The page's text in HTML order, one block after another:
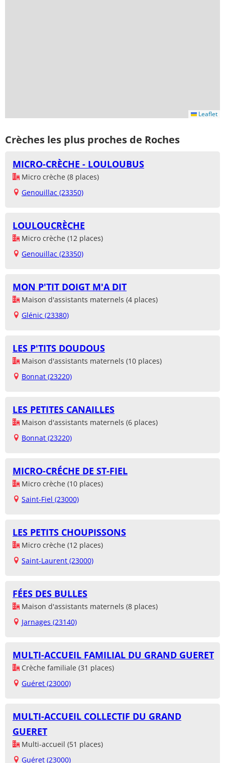
Leaflet
Crèches les plus proches de Roches
MICRO-CRÈCHE - LOULOUBUS
Micro crèche (8 places)
Genouillac (23350)
LOULOUCRÈCHE
Micro crèche (12 places)
Genouillac (23350)
MON P'TIT DOIGT M'A DIT
Maison d'assistants maternels (4 places)
Glénic (23380)
LES P'TITS DOUDOUS
Maison d'assistants maternels (10 places)
Bonnat (23220)
LES PETITES CANAILLES
Maison d'assistants maternels (6 places)
Bonnat (23220)
MICRO-CRÉCHE DE ST-FIEL
Micro crèche (10 places)
Saint-Fiel (23000)
LES PETITS CHOUPISSONS
Micro crèche (12 places)
Saint-Laurent (23000)
FÉES DES BULLES
Maison d'assistants maternels (8 places)
Jarnages (23140)
MULTI-ACCUEIL FAMILIAL DU GRAND GUERET
Crèche familiale (31 places)
Guéret (23000)
MULTI-ACCUEIL COLLECTIF DU GRAND
GUERET
Multi-accueil (51 places)
Guéret (23000)